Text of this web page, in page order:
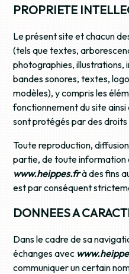
PROPRIETE
Le présent site et chacun
(tels que textes,
photographies, illustrations,
bandes sonores, textes,
modèles), y compris les
fonctionnement du site ainsi
sont protégés par des
Toute reproduction,
partie, de toute information
www.heippes.frà des fins
est par conséquent
DONNEES A
Dans le cadre de sa
échanges avec
communiquer un certain